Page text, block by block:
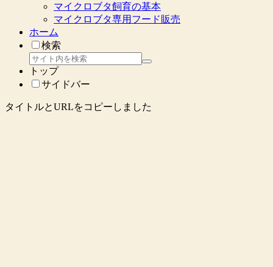
マイクロブタ飼育の基本
マイクロブタ専用フード販売
ホーム
検索
トップ
サイドバー
タイトルとURLをコピーしました